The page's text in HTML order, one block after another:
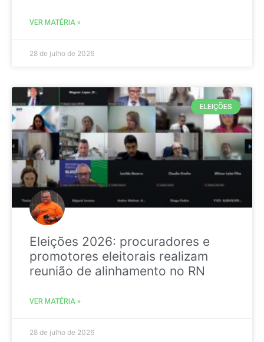
VER MATÉRIA »
28 de julho de 2026
ELEIÇÕES
Eleições 2026: procuradores e
promotores eleitorais realizam
reunião de alinhamento no RN
VER MATÉRIA »
28 de julho de 2026